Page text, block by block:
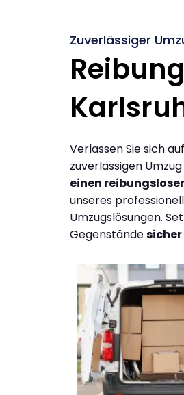
Zuverlässiger
Verlassen Sie sich
zuverlässigen
einen
unseres
Umzugslösungen.
Gegenstände